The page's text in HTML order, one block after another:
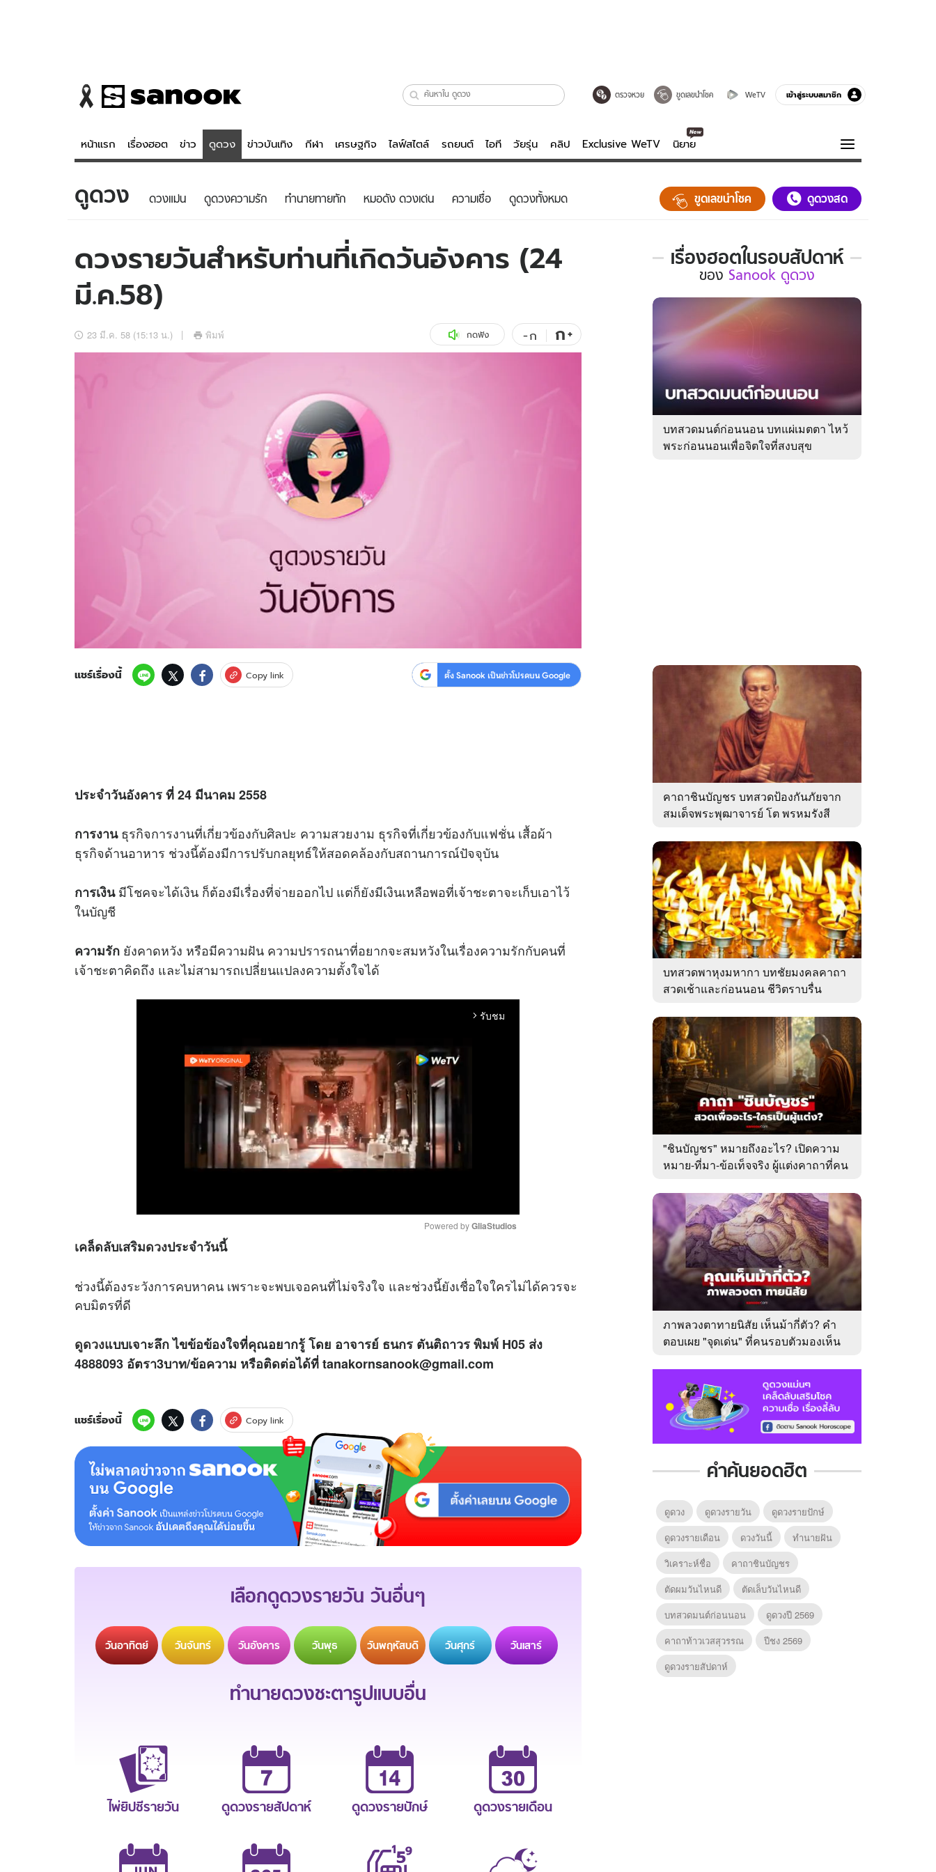
ตรวจหวย ขูดเลขนำโชค WeTV เข้าสู่ระบบสมาชิก
หน้าแรก เรื่องฮอต ข่าว ดูดวง ข่าวบันเทิง กีฬา เศรษฐกิจ ไลฟ์สไตล์ รถยนต์ ไอที วัยรุ่น คลิป Exclusive WeTV นิยาย
ข่าว
ข่าวบันเทิง
ข่าวกีฬา
ข่าวเศรษฐกิจ
อัปเดตจีน
เช็กข่าวชัวร์
ดูดวง - ตรวจหวย
สถิติหวยไทย
ไลฟ์สไตล์
วัยรุ่น
สุขภาพ
เที่ยว-กิน
ดูทีวี
WeTV
ความรู้รอบตัว
ฮาวทู
ติดตามสนุกโซเชียลได้ที่
ดูดวง ดวงแม่น ดูดวงความรัก ทํานายทายทัก หมอดัง ดวงเด่น ความเชื่อ ดูดวงทั้งหมด ขูดเลขนำโชค ดูดวงสด
ดวงรายวันสำหรับท่านที่เกิดวันอังคาร (24
มี.ค.58)
23 มี.ค. 58 (15:13 น.) พิมพ์ กดฟัง -ก ก+
แชร์เรื่องนี้ Copy link ตั้ง Sanook เป็นข่าวโปรดบน Google
ประจำวันอังคาร ที่ 24 มีนาคม 2558
การงานธุรกิจการงานที่เกี่ยวข้องกับศิลปะ ความสวยงาม ธุรกิจที่เกี่ยวข้องกับแฟชั่น เสื้อผ้า
ธุรกิจด้านอาหาร ช่วงนี้ต้องมีการปรับกลยุทธ์ให้สอดคล้องกับสถานการณ์ปัจจุบัน
การเงินมีโชคจะได้เงิน ก็ต้องมีเรื่องที่จ่ายออกไป แต่ก็ยังมีเงินเหลือพอที่เจ้าชะตาจะเก็บเอาไว้
ในบัญชี
ความรัก ยังคาดหวัง หรือมีความฝัน ความปรารถนาที่อยากจะสมหวังในเรื่องความรักกับคนที่
เจ้าชะตาคิดถึง และไม่สามารถเปลี่ยนแปลงความตั้งใจได้
arrow_forward_ios รับชม
u
Powered by GliaStudios
เคล็ดลับเสริมดวงประจำวันนี้
ช่วงนี้ต้องระวังการคบหาคน เพราะจะพบเจอคนที่ไม่จริงใจ และช่วงนี้ยังเชื่อใจใครไม่ได้ควรจะ
คบมิตรที่ดี
ดูดวงแบบเจาะลึก ไขข้อข้องใจที่คุณอยากรู้ โดย อาจารย์ ธนกร ตันติถาวร พิมพ์ H05 ส่ง
4888093 อัตรา3บาท/ข้อความ หรือติดต่อได้ที่ tanakornsanook@gmail.com
แชร์เรื่องนี้ Copy link
เลือกดูดวงรายวัน วันอื่นๆ
วันอาทิตย์ วันจันทร์ วันอังคาร วันพุธ วันพฤหัสบดี วันศุกร์ วันเสาร์
ทำนายดวงชะตารูปแบบอื่น
ไพ่ยิปซีรายวัน ดูดวงรายสัปดาห์ ดูดวงรายปักษ์ ดูดวงรายเดือน
เรื่องฮอตในรอบสัปดาห์
เรื่อง
ใน
รอบ
ของ
Sanook
ดูด
ของ Sanook ดูดวง
บทสวดมนต์ก่อนนอน บทแผ่เมตตา ไหว้
พระก่อนนอนเพื่อจิตใจที่สงบสุข
คาถาชินบัญชร บทสวดป้องกันภัยจาก
สมเด็จพระพุฒาจารย์ โต พรหมรังสี
บทสวดพาหุงมหากา บทชัยมงคลคาถา
สวดเช้าและก่อนนอน ชีวิตราบรื่น
"ชินบัญชร" หมายถึงอะไร? เปิดความ
หมาย-ที่มา-ข้อเท็จจริง ผู้แต่งคาถาที่คน
ภาพลวงตาทายนิสัย เห็นม้ากี่ตัว? คำ
ตอบเผย "จุดเด่น" ที่คนรอบตัวมองเห็น
คำค้นยอดฮิต
ดูดวง ดูดวงรายวัน
ดูดวงรายปักษ์
ดูดวงรายเดือน
ดวงวันนี้
ทํานายฝัน
วิเคราะห์ชื่อ
คาถาชินบัญชร
ตัดผมวันไหนดี
ตัดเล็บวันไหนดี
บทสวดมนต์ก่อนนอน
ดูดวงปี 2569
คาถาท้าวเวสสุวรรณ
ปีชง 2569
ดูดวงรายสัปดาห์